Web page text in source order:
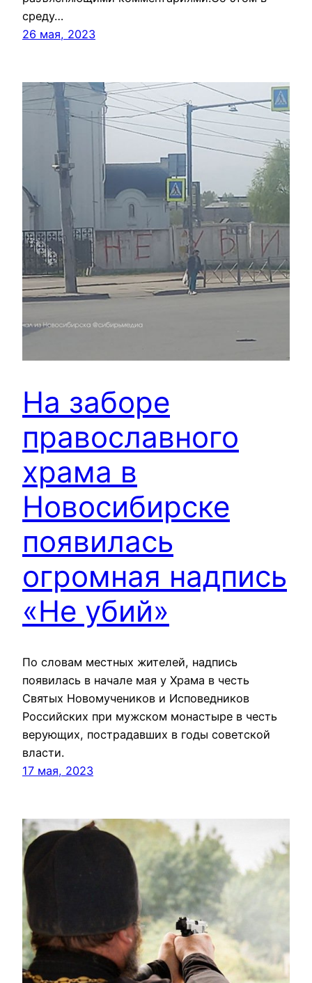
среду…
26 мая, 2023
На заборе
православного
храма в
Новосибирске
появилась
огромная надпись
«Не убий»
По словам местных жителей, надпись
появилась в начале мая у Храма в честь
Святых Новомучеников и Исповедников
Российских при мужском монастыре в честь
верующих, пострадавших в годы советской
власти.
17 мая, 2023